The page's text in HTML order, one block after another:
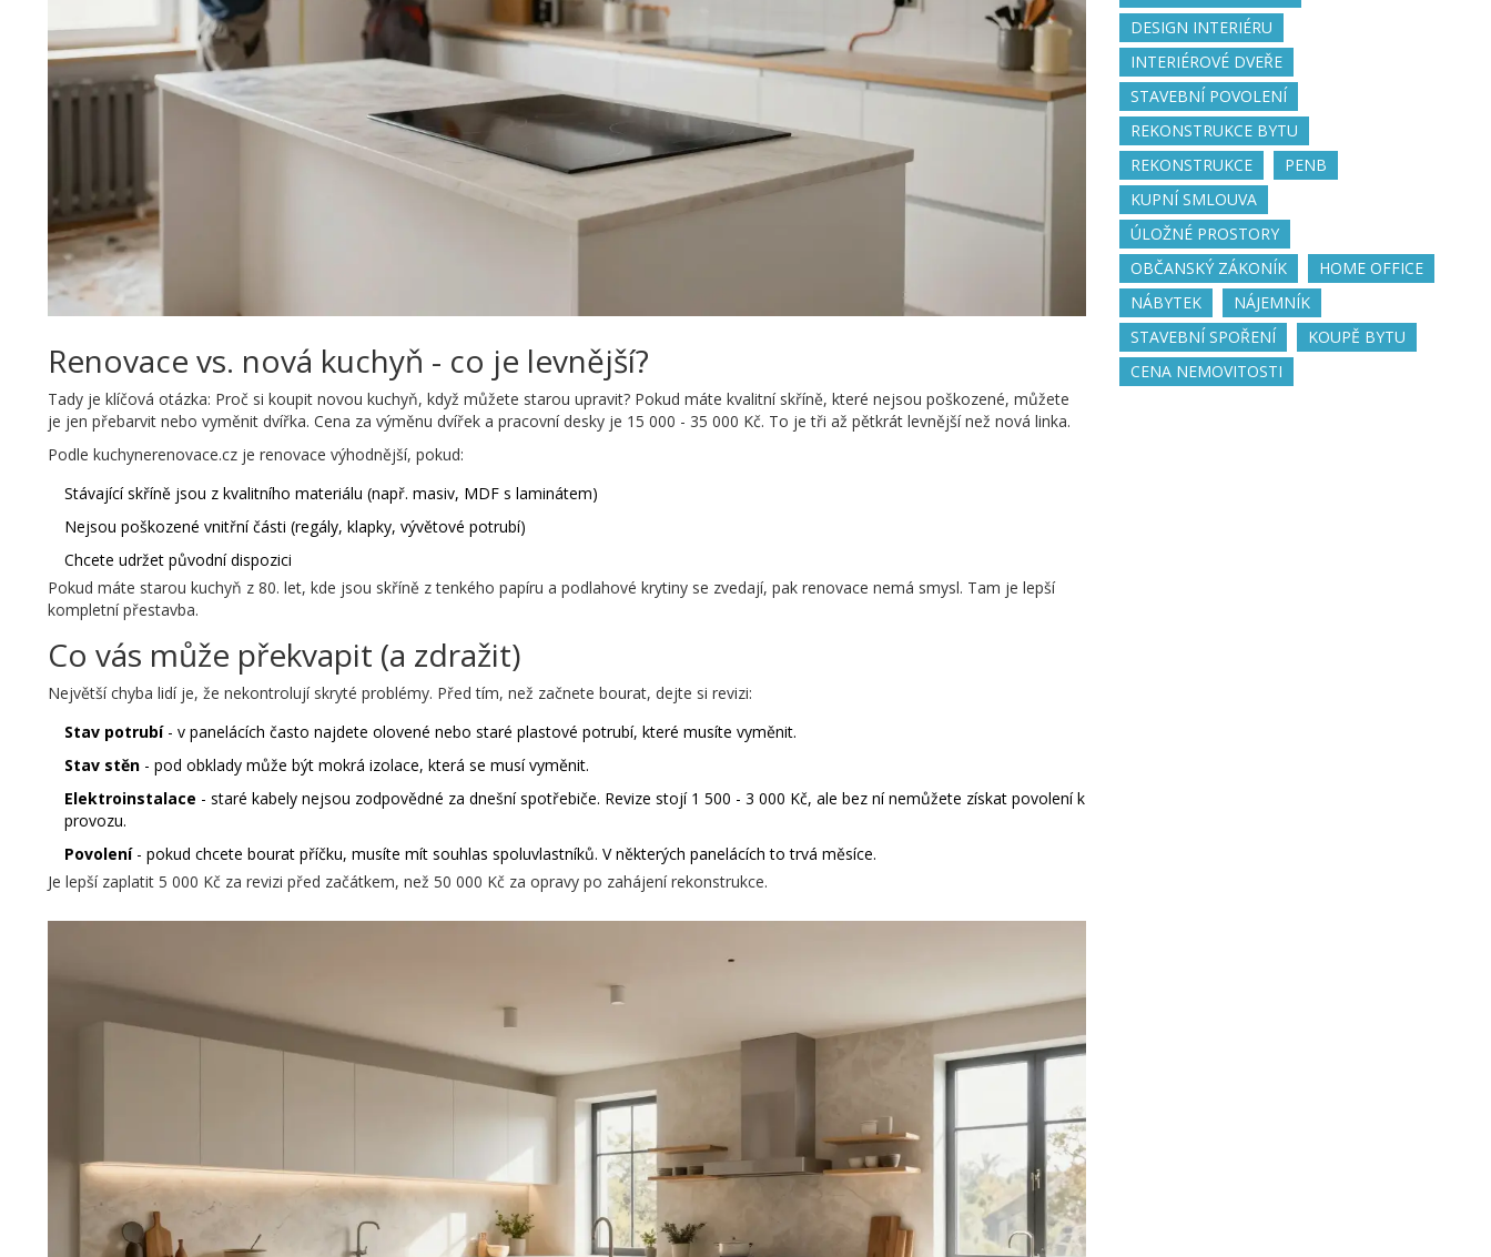
Renovace vs. nová kuchyň - co je levnější?
Tady je klíčová otázka: Proč si koupit novou kuchyň, když můžete starou upravit? Pokud máte kvalitní skříně, které nejsou poškozené, můžete
je jen přebarvit nebo vyměnit dvířka. Cena za výměnu dvířek a pracovní desky je 15 000 - 35 000 Kč. To je tři až pětkrát levnější než nová linka.
Podle kuchynerenovace.cz je renovace výhodnější, pokud:
Stávající skříně jsou z kvalitního materiálu (např. masiv, MDF s laminátem)
Nejsou poškozené vnitřní části (regály, klapky, vývětové potrubí)
Chcete udržet původní dispozici
Pokud máte starou kuchyň z 80. let, kde jsou skříně z tenkého papíru a podlahové krytiny se zvedají, pak renovace nemá smysl. Tam je lepší
kompletní přestavba.
Co vás může překvapit (a zdražit)
Největší chyba lidí je, že nekontrolují skryté problémy. Před tím, než začnete bourat, dejte si revizi:
Stav potrubí- v panelácích často najdete olovené nebo staré plastové potrubí, které musíte vyměnit.
Stav stěn - pod obklady může být mokrá izolace, která se musí vyměnit.
Elektroinstalace - staré kabely nejsou zodpovědné za dnešní spotřebiče. Revize stojí 1 500 - 3 000 Kč, ale bez ní nemůžete získat povolení k
provozu.
Povolení- pokud chcete bourat příčku, musíte mít souhlas spoluvlastníků. V některých panelácích to trvá měsíce.
Je lepší zaplatit 5 000 Kč za revizi před začátkem, než 50 000 Kč za opravy po zahájení rekonstrukce.
DESIGN INTERIÉRU
INTERIÉROVÉ DVEŘE
STAVEBNÍ POVOLENÍ
REKONSTRUKCE BYTU
REKONSTRUKCE
PENB
KUPNÍ SMLOUVA
ÚLOŽNÉ PROSTORY
OBČANSKÝ ZÁKONÍK
HOME OFFICE
NÁBYTEK
NÁJEMNÍK
STAVEBNÍ SPOŘENÍ
KOUPĚ BYTU
CENA NEMOVITOSTI